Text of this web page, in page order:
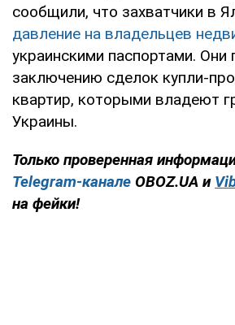
сообщили, что захватчики в
давление на владельцев
украинскими паспортами. Они
заключению сделок купли-
квартир, которыми владеют
Украины.
Только проверенная
Telegram-канале OBOZ.UA и
на фейки!